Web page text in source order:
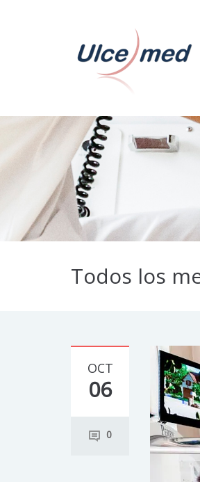
Todos los
OCT
06
0